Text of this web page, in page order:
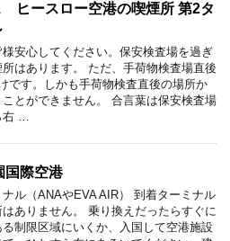
ヒースロー空港の喫煙所 第2タ
安心してください。保安検査場を過ぎ
はあります。 ただ、手荷物検査場直後
です。しかも手荷物検査直後の場所か
ことができません。 合言葉は保安検査場
…
国際空港
ル（ANAやEVA AIR） 到着ターミナル
ありません。 乗り換えだったらすぐに
制限区域にいくか、入国して空港施設